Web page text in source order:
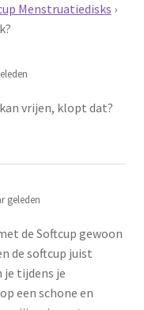
Menstruatiedisks ›
vrijen, klopt dat?
geleden
de Softcup gewoon
de softcup juist
je tijdens je
een schone en